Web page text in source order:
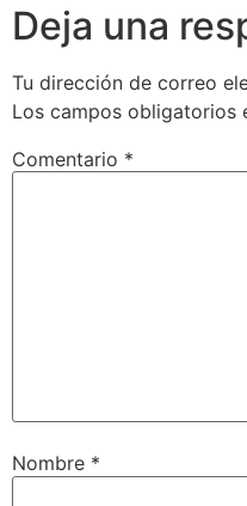
Deja una
Tu dirección de correo
Los campos obligatorios
Comentario *
Nombre *